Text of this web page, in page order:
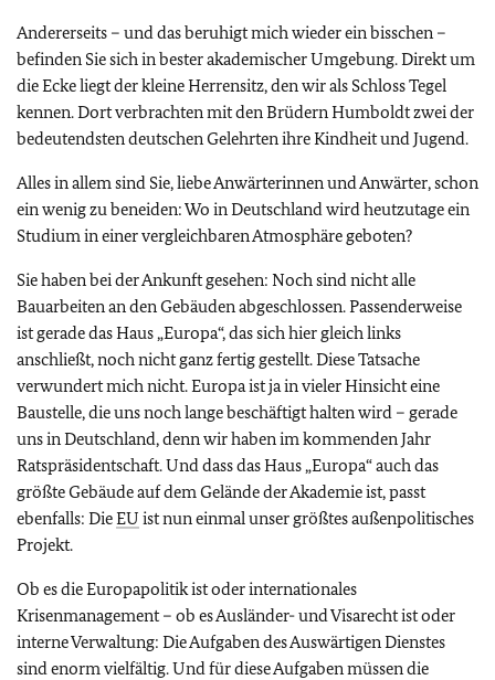
Andererseits – und das beruhigt mich wieder ein bisschen –
befinden Sie sich in bester akademischer Umgebung. Direkt um
die Ecke liegt der kleine Herrensitz, den wir als Schloss Tegel
kennen. Dort verbrachten mit den Brüdern Humboldt zwei der
bedeutendsten deutschen Gelehrten ihre Kindheit und Jugend.
Alles in allem sind Sie, liebe Anwärterinnen und Anwärter, schon
ein wenig zu beneiden: Wo in Deutschland wird heutzutage ein
Studium in einer vergleichbaren Atmosphäre geboten?
Sie haben bei der Ankunft gesehen: Noch sind nicht alle
Bauarbeiten an den Gebäuden abgeschlossen. Passenderweise
ist gerade das Haus „Europa“, das sich hier gleich links
anschließt, noch nicht ganz fertig gestellt. Diese Tatsache
verwundert mich nicht. Europa ist ja in vieler Hinsicht eine
Baustelle, die uns noch lange beschäftigt halten wird – gerade
uns in Deutschland, denn wir haben im kommenden Jahr
Ratspräsidentschaft. Und dass das Haus „Europa“ auch das
größte Gebäude auf dem Gelände der Akademie ist, passt
ebenfalls: DieEU ist nun einmal unser größtes außenpolitisches
Projekt.
Ob es die Europapolitik ist oder internationales
Krisenmanagement – ob es Ausländer- und Visarecht ist oder
interne Verwaltung: Die Aufgaben des Auswärtigen Dienstes
sind enorm vielfältig. Und für diese Aufgaben müssen die